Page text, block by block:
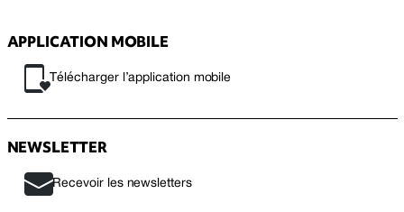
APPLICATION MOBILE
Télécharger l’application mobile
NEWSLETTER
Recevoir les newsletters